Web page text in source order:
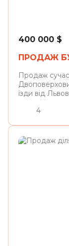
400 000 $
ПРОДАЖ
Продаж
їзди від
4